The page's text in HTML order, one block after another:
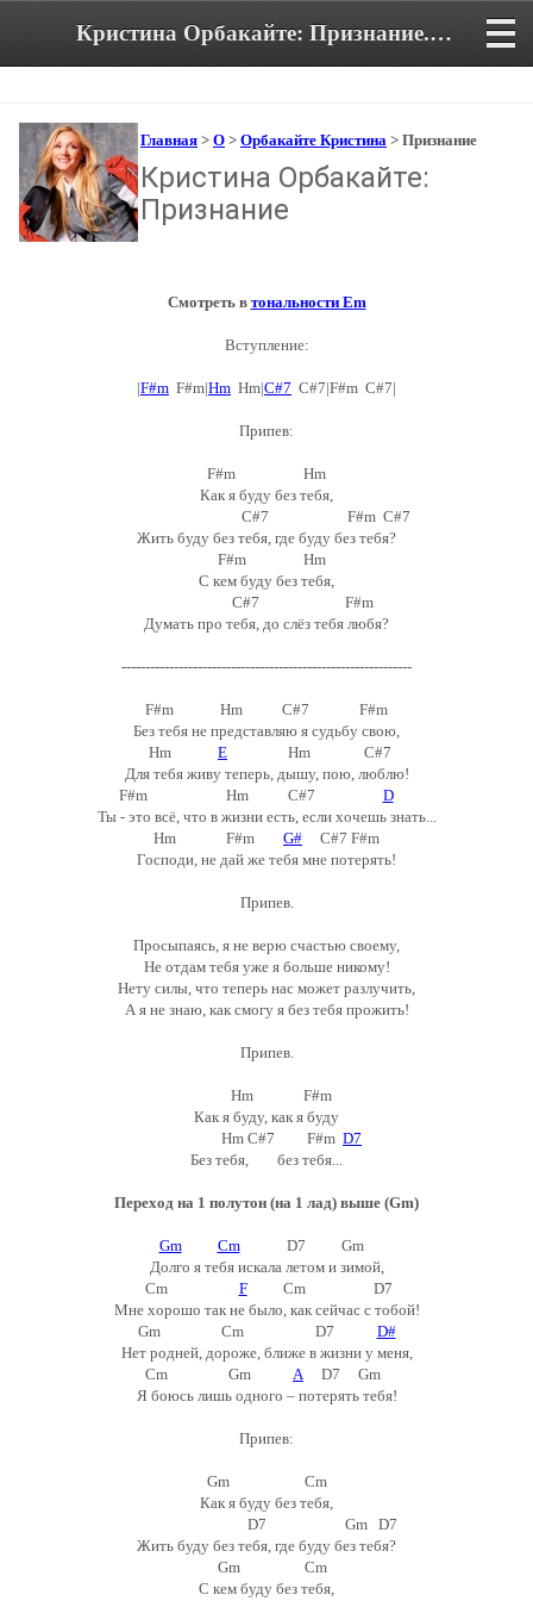
Кристина Орбакайте: Признание. Аккорды и текст песни
Главная > О > Орбакайте Кристина > Признание
Кристина Орбакайте:
Признание
Смотреть в тональности Em
Вступление:
|F#m F#m|Hm Hm|C#7 C#7|F#m C#7|
Припев:
F#m Hm
Как я буду без тебя,
C#7 F#m C#7
Жить буду без тебя, где буду без тебя?
F#m Hm
C кем буду без тебя,
C#7 F#m
Думать про тебя, до слёз тебя любя?
-------------------------------------------------------------
F#m Hm C#7 F#m
Без тебя не представляю я судьбу свою,
Hm E Hm C#7
Для тебя живу теперь, дышу, пою, люблю!
F#m Hm C#7 D
Ты - это всё, что в жизни есть, если хочешь знать...
Hm F#m G# C#7 F#m
Господи, не дай же тебя мне потерять!
Припев.
Просыпаясь, я не верю счастью своему,
Не отдам тебя уже я больше никому!
Нету силы, что теперь нас может разлучить,
А я не знаю, как смогу я без тебя прожить!
Припев.
Hm F#m
Как я буду, как я буду
Hm C#7 F#m D7
Без тебя, без тебя...
Переход на 1 полутон (на 1 лад) выше (Gm)
Gm CmD7 Gm
Долго я тебя искала летом и зимой,
Cm FCm D7
Мне хорошо так не было, как сейчас с тобой!
Gm Cm D7 D#
Нет родней, дороже, ближе в жизни у меня,
Cm Gm AD7 Gm
Я боюсь лишь одного – потерять тебя!
Припев:
Gm Cm
Как я буду без тебя,
D7 Gm D7
Жить буду без тебя, где буду без тебя?
Gm Cm
C кем буду без тебя,